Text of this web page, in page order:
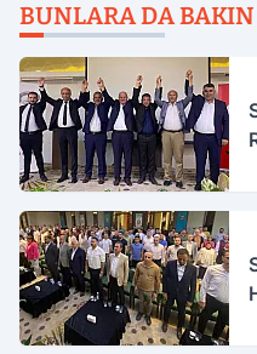
BUNLARA DA BAKIN